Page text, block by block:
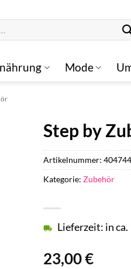
Mode
Step by
23,00€
Lieferzeit: in
Artikelnummer:
Kategorie:Zubehör